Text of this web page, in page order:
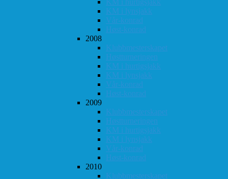
KM i lynsjakk
Vår-konrad
Høst-konrad
2008
Klubbmesterskapet
Høstturneringen
KM i hurtigsjakk
KM i lynsjakk
Vår-konrad
Høst-konrad
2009
Klubbmesterskapet
Høstturneringen
KM i hurtigsjakk
KM i lynsjakk
Vår-konrad
Høst-konrad
2010
Klubbmesterskapet